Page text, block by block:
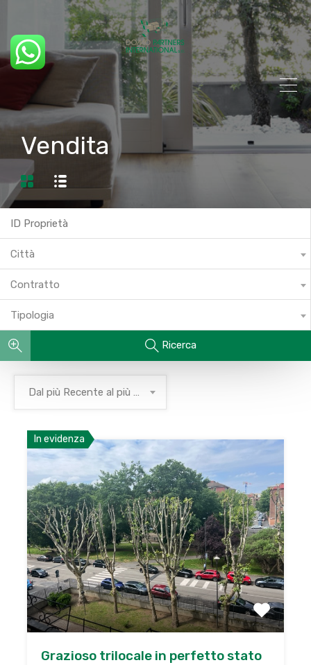
Vendita
Città
Contratto
Tipologia
Ricerca
Dal più Recente al più Vecchio
In evidenza
Grazioso trilocale in perfetto stato